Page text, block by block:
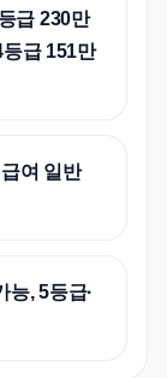
급 230만
급 151만
여 일반
능, 5등급·